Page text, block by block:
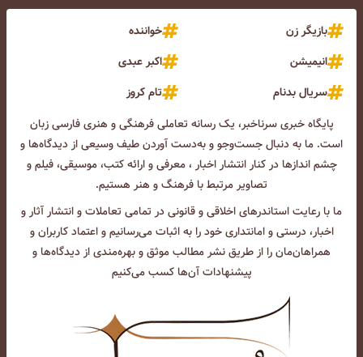
بازیگر زن
خواننده
انیمیشن
اکبر عبدی
سریال بدنام
تام کروز
پایگاه خبری سرناخبر، یک رسانه تعاملی فرهنگی و هنری فارسی زبان
است. ما به دنبال جست‌و‌جو و به‌دست آوردن طیف وسیعی از دیدگاه‌ها و
چشم انداز‌ها در کنار انتشار اخبار ، معرفی و ارائه کتب، موسیقی، فیلم و
تصاویر مرتبط با فرهنگ و هنر هستیم.
ما با رعایت استاندرهای اخلاقی و قانونی در تمامی تعاملات و انتشار آثار و
اخبار، درستی و امانتداری خود را به اثبات می‌رسانیم و اعتماد کاربران و
همراهان‌مان را از طریق نشر مطالب موثق و بهره‌مندی از دیدگاه‌ها و
پیشنهادات آن‌ها کسب می‌کنیم